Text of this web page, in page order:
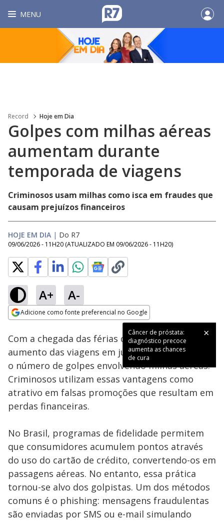
MENU
Record Hoje em Dia
Golpes com milhas aéreas
aumentam durante
temporada de viagens
Criminosos usam milhas como isca em fraudes que
causam prejuízos financeiros
HOJE EM DIA | Do R7
09/06/2026 - 11H20 (ATUALIZADO EM 09/06/2026 - 11H20)
A+ A-
Adicione como fonte preferencial no Google
Câncer de próstata:
diagnóstico precoce
aumenta as chances
de cura
Ativar
Loaded:
7.63%
Com a chegada das férias de inverno e o
aumento das viagens em julho, cresce também
o número de golpes envolvendo milhas aéreas.
Criminosos utilizam essas vantagens como
atrativo em falsas promoções que resultam em
perdas financeiras.
No Brasil, programas de fidelidade permitem
que consumidores acumulem pontos através
do uso do cartão de crédito, convertendo-os em
passagens aéreas. No entanto, essa prática
tornou-se alvo dos golpistas. Um dos métodos
comuns é o phishing: mensagens fraudulentas
são enviadas por SMS ou e-mail simulando